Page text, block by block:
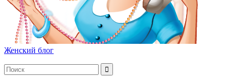
Женский блог